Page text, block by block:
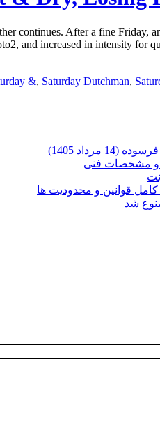
continues. After a fine Friday,
and increased in intensity for
&, Saturday Dutchman,
1405)
قوانین و محدودیت ها
شد